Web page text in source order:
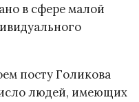
в сфере малой
посту Голикова
людей, имеющих